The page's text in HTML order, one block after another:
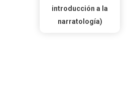
introducción a la
narratología)